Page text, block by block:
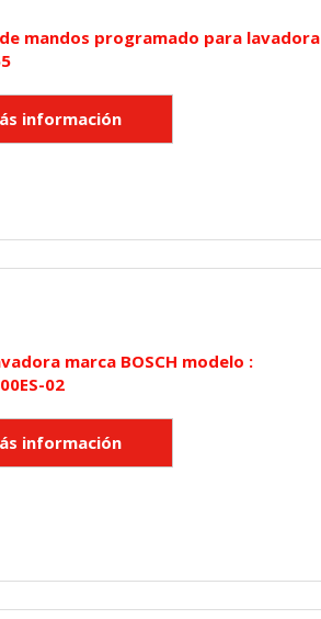
mandos programado para lavadora
marca BOSCH modelo :
02